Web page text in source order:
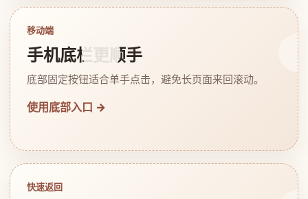
移动端
手机底栏更顺手
底部固定按钮适合单手点击，避免长页面来回滚动。
使用底部入口 →
快速返回